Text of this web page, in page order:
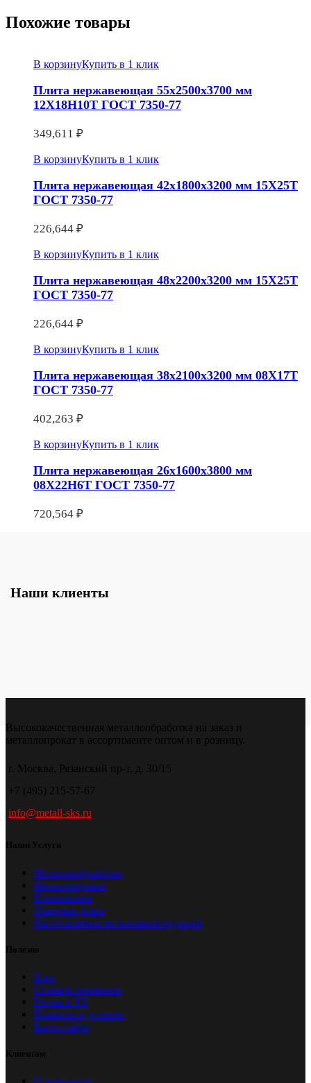
Похожие товары
В корзинуКупить в 1 клик
Плита нержавеющая 55х2500х3700 мм
12Х18Н10Т ГОСТ 7350-77
349,611 ₽
В корзинуКупить в 1 клик
Плита нержавеющая 42х1800х3200 мм 15Х25Т
ГОСТ 7350-77
226,644 ₽
В корзинуКупить в 1 клик
Плита нержавеющая 48х2200х3200 мм 15Х25Т
ГОСТ 7350-77
226,644 ₽
В корзинуКупить в 1 клик
Плита нержавеющая 38х2100х3200 мм 08Х17Т
ГОСТ 7350-77
402,263 ₽
В корзинуКупить в 1 клик
Плита нержавеющая 26х1600х3800 мм
08Х22Н6Т ГОСТ 7350-77
720,564 ₽
Наши клиенты
Высококачественная металлообработка на заказ и
металлопрокат в ассортименте оптом и в розницу.
г. Москва, Рязанский пр-т, д. 30/15
+7 (495) 215-57-67
info@metall-sks.ru
Наши Услуги
Металлообработка
Металлопрокат
Цинкование
Лазерная резка
Изготовление металлоконструкций
Полезно
Блог
Словарь терминов
Госты и ТУ
Правила и условия
Карта сайта
Клиентам